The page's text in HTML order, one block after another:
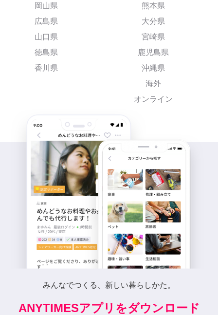
岡山県
広島県
山口県
徳島県
香川県
熊本県
大分県
宮崎県
鹿児島県
沖縄県
海外
オンライン
みんなでつくる、新しい暮らしかた。
ANYTIMESアプリをダウンロード